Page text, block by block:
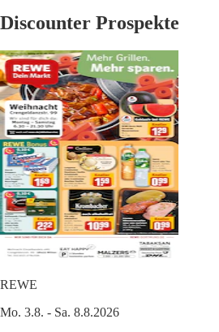
Discounter Prospekte
REWE
Mo. 3.8. - Sa. 8.8.2026